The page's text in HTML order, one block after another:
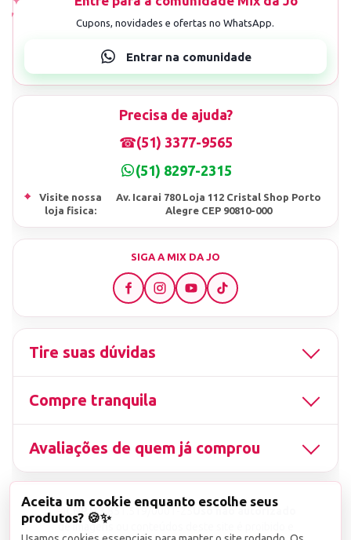
Precisa de ajuda?
☎(51) 3377-9565
(51) 8297-2315
⌖
Visite nossa
loja fisica:
Av. Icarai 780 Loja 112 Cristal Shop Porto
Alegre CEP 90810-000
SIGA A MIX DA JO
Tire suas dúvidas
Compre tranquila
Avaliações de quem já comprou
▤ CNPJ13.851.519/0001-25
de imagens ou conteúdos deste site é proibido e
Aceita um cookie enquanto escolhe seus
produtos? 🍪✨